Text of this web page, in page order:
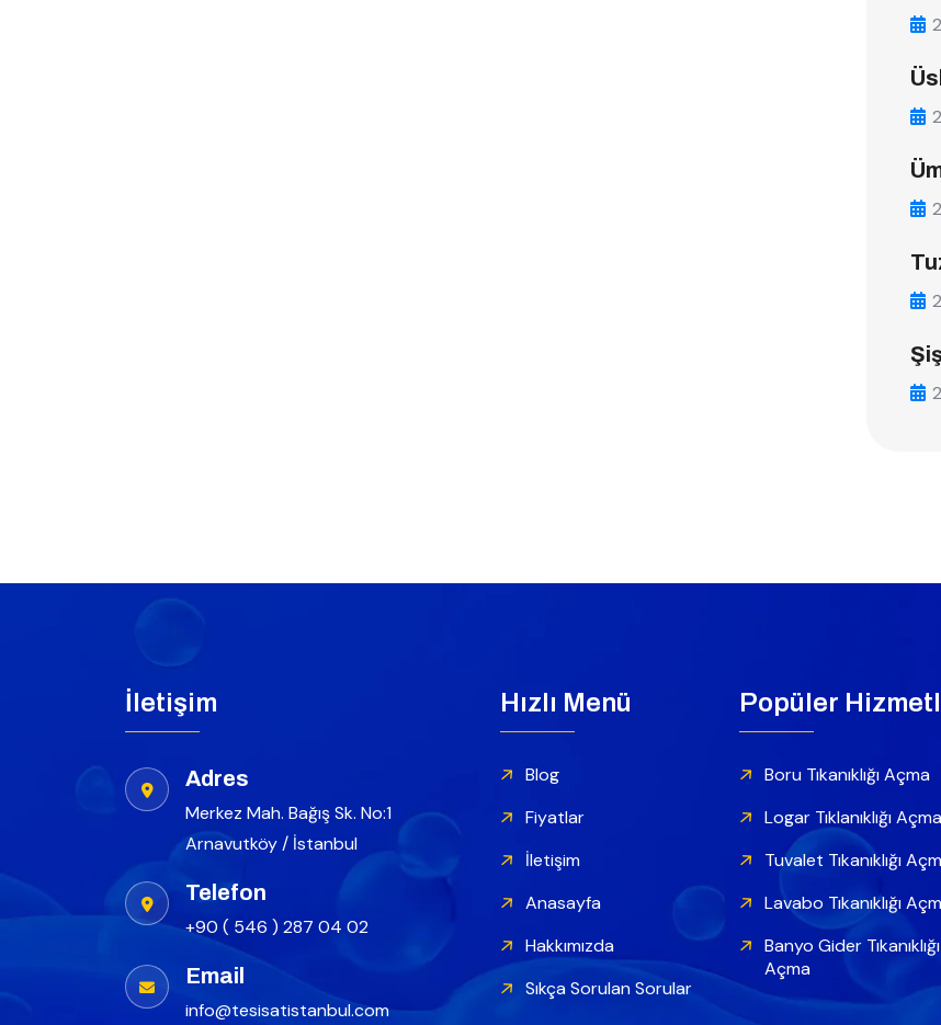
İletişim
Adres
Merkez Mah. Bağış Sk. No:1
Arnavutköy / İstanbul
Telefon
+90 ( 546 ) 287 04 02
Email
info@tesisatistanbul.com
Hızlı Menü
Blog
Fiyatlar
İletişim
Anasayfa
Hakkımızda
Sıkça Sorulan Sorular
Popüler
Boru Tıkanıklığı Açma
Logar Tıklanıklığı Açma
Tuvalet Tıkanıklığı
Lavabo Tıkanıklığı
Banyo Gider Tıkanıklığı
Açma